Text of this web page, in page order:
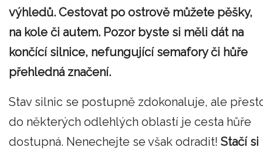
výhledů. Cestovat po ostrově můžete pěšky,
na kole či autem. Pozor byste si měli dát na
končící silnice, nefungující semafory či hůře
přehledná značení.
Stav silnic se postupně zdokonaluje, ale
do některých odlehlých oblastí je cesta hůře
dostupná. Nenechejte se však odradit! Stačí si